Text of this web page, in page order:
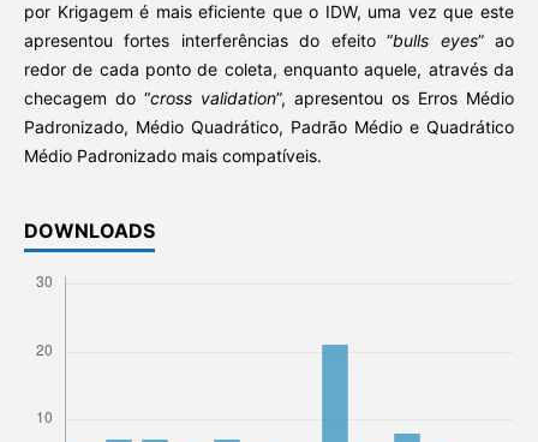
por Krigagem é mais eficiente que o IDW, uma vez que este
apresentou fortes interferências do efeito “bulls eyes” ao
redor de cada ponto de coleta, enquanto aquele, através da
checagem do “cross validation”, apresentou os Erros Médio
Padronizado, Médio Quadrático, Padrão Médio e Quadrático
Médio Padronizado mais compatíveis.
DOWNLOADS